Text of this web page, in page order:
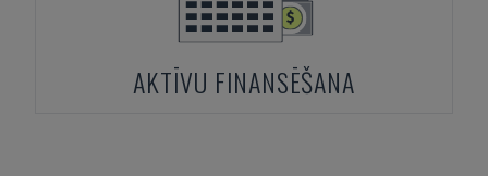
AKTĪVU FINANSĒŠANA